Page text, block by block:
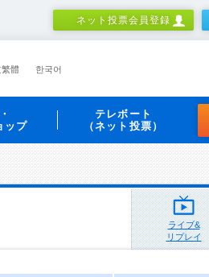
ネット投票会員登録
繁體 한국어
ップ
テレボート
（ネット投票）
ライブ&
リプレイ